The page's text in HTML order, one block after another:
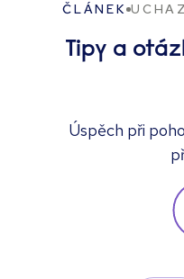
ČLÁNEK
Tipy a
Úspěch při